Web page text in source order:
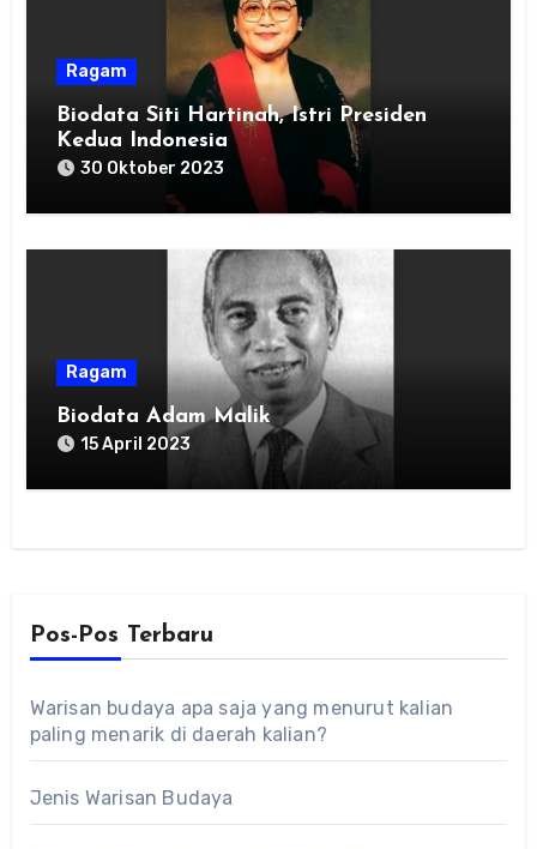
Ragam
Biodata Siti Hartinah, Istri Presiden
Kedua Indonesia
30 Oktober 2023
Ragam
Biodata Adam Malik
15 April 2023
Pos-Pos Terbaru
Warisan budaya apa saja yang menurut kalian
paling menarik di daerah kalian?
Jenis Warisan Budaya